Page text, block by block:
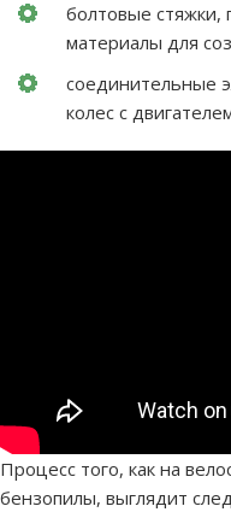
болтовые стяжки,
материалы для
соединительные
колес с
Процесс того, как на
бензопилы, выглядит